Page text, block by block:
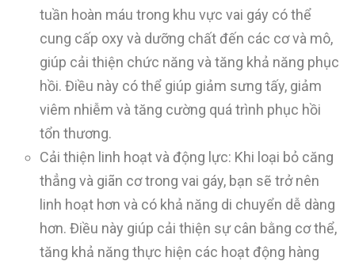
tuần hoàn máu trong khu vực vai gáy có thể
cung cấp oxy và dưỡng chất đến các cơ và mô,
giúp cải thiện chức năng và tăng khả năng phục
hồi. Điều này có thể giúp giảm sưng tấy, giảm
viêm nhiễm và tăng cường quá trình phục hồi
tổn thương.
Cải thiện linh hoạt và động lực: Khi loại bỏ căng
thẳng và giãn cơ trong vai gáy, bạn sẽ trở nên
linh hoạt hơn và có khả năng di chuyển dễ dàng
hơn. Điều này giúp cải thiện sự cân bằng cơ thể,
tăng khả năng thực hiện các hoạt động hàng